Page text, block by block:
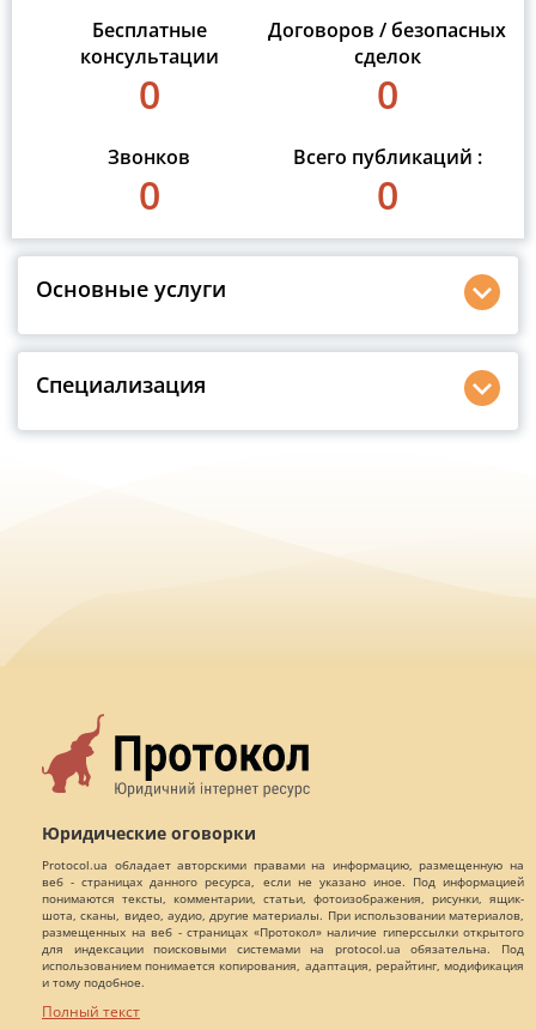
Бесплатные
консультации
0
Звонков
0
Договоров / безопасных
сделок
0
Всего публикаций :
0
Основные услуги
Специализация
Юридические оговорки
Protocol.ua обладает авторскими правами на информацию, размещенную на
веб - страницах данного ресурса, если не указано иное. Под информацией
понимаются тексты, комментарии, статьи, фотоизображения, рисунки, ящик-
шота, сканы, видео, аудио, другие материалы. При использовании материалов,
размещенных на веб - страницах «Протокол» наличие гиперссылки открытого
для индексации поисковыми системами на protocol.ua обязательна. Под
использованием понимается копирования, адаптация, рерайтинг, модификация
и тому подобное.
Полный текст